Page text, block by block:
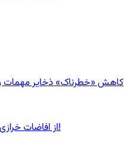
کاهش «خطرناک» ذخایر مهمات و
از افاضات خرازی: ۵۰ هزار حزب اللهی بریزند خیابان‌ها و بی حجاب‌ها را بکشند و نیرو‌های دولتی را ناکار کنند!